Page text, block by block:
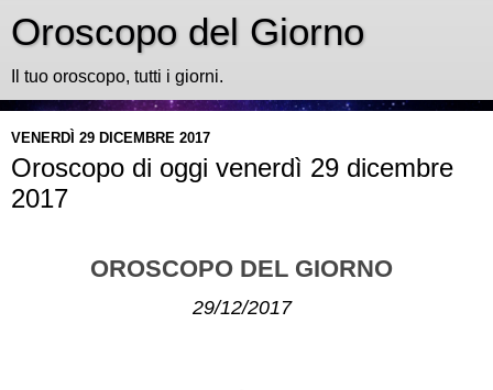
Oroscopo del Giorno
Il tuo oroscopo, tutti i giorni.
VENERDÌ 29 DICEMBRE 2017
Oroscopo di oggi venerdì 29 dicembre
2017
OROSCOPO DEL GIORNO
29/12/2017